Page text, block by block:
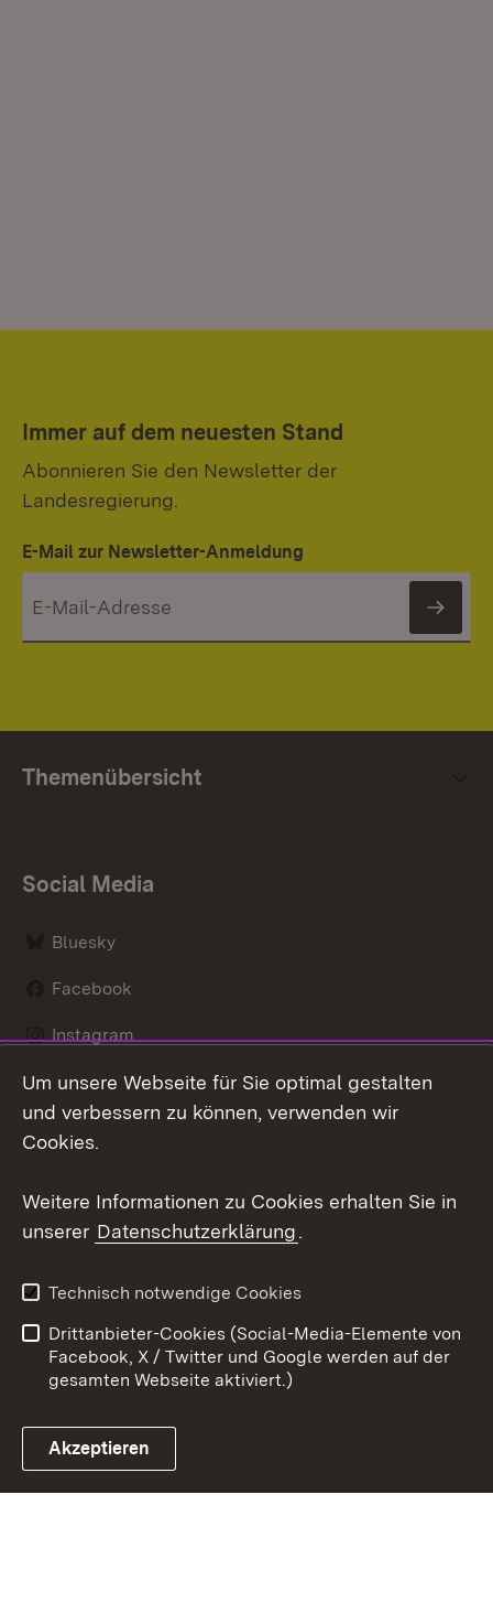
Immer auf dem neuesten Stand
Abonnieren Sie den Newsletter der
Landesregierung.
E-Mail zur Newsletter-Anmeldung
Themenübersicht
Social Media
Bluesky
Facebook
Instagram
LinkedIn
Link zum Landesportal
Datenschutz
Barrierefreiheit
Impressum
Cookies
Um unsere Webseite für Sie optimal gestalten
und verbessern zu können, verwenden wir
Cookies.
Weitere Informationen zu Cookies erhalten Sie in
unserer Datenschutzerklärung.
Technisch notwendige Cookies
Drittanbieter-Cookies (Social-Media-Elemente von
Facebook, X / Twitter und Google werden auf der
gesamten Webseite aktiviert.)
Akzeptieren